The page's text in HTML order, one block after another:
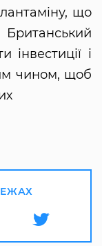
що
інвестиції і
чином, щоб